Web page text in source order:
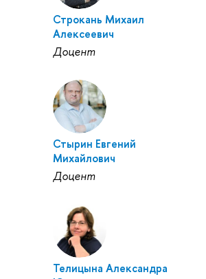
Строкань Михаил
Алексеевич
Доцент
Стырин Евгений
Михайлович
Доцент
Телицына Александра